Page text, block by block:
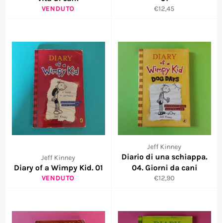
VENDUTO
Prezzo
€12,45
Jeff Kinney
Diary of a Wimpy Kid. 01
VENDUTO
Jeff Kinney
Diario di una schiappa.
04. Giorni da cani
Prezzo
€12,90